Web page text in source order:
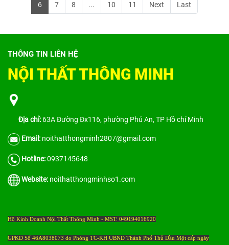
6 7 8 ... 10 11 Next Last
THÔNG TIN LIÊN HỆ
NỘI THẤT THÔNG MINH
Địa chỉ: 63A Đường Đx116, phường Phú An, TP Hồ chí Minh
Email: noithatthongminh2807@gmail.com
Hotline:0937145648
Website: noithatthongminhso1.com
Hộ Kinh Doanh Nội Thất Thông Minh - MST: 049194016920
GPKD Số 46A8038073 do Phòng TC-KH UBND Thành Phố Thủ Dầu Một cấp ngày